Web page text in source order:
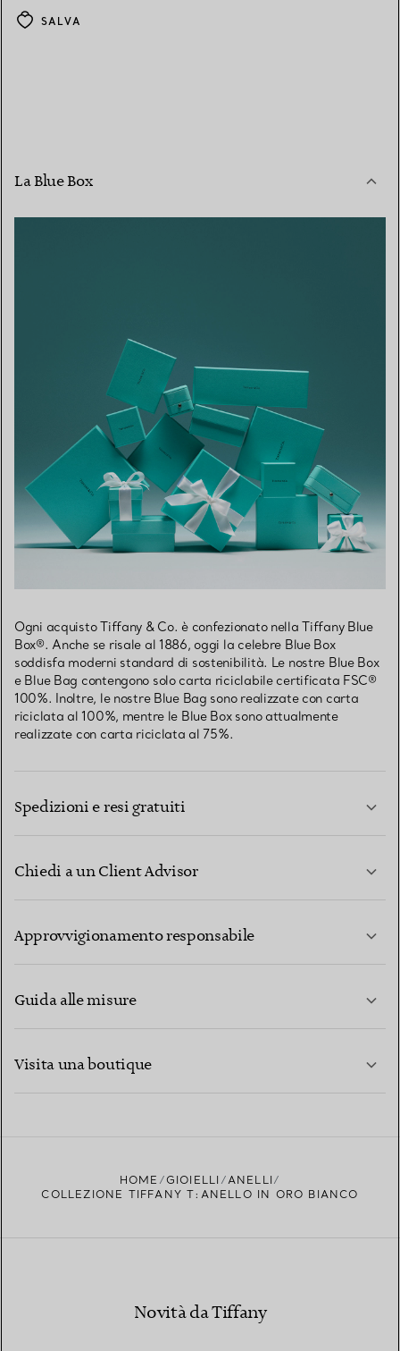
SALVA
La Blue Box
Ogni acquisto Tiffany & Co. è confezionato nella Tiffany Blue
Box®. Anche se risale al 1886, oggi la celebre Blue Box
soddisfa moderni standard di sostenibilità. Le nostre Blue Box
e Blue Bag contengono solo carta riciclabile certificata FSC®
100%. Inoltre, le nostre Blue Bag sono realizzate con carta
riciclata al 100%, mentre le Blue Box sono attualmente
realizzate con carta riciclata al 75%.
Spedizioni e resi gratuiti
Chiedi a un Client Advisor
Approvvigionamento responsabile
Guida alle misure
Visita una boutique
HOME GIOIELLI
ANELLI
COLLEZIONE TIFFANY T:ANELLO IN ORO BIANCO
Novità da Tiffany